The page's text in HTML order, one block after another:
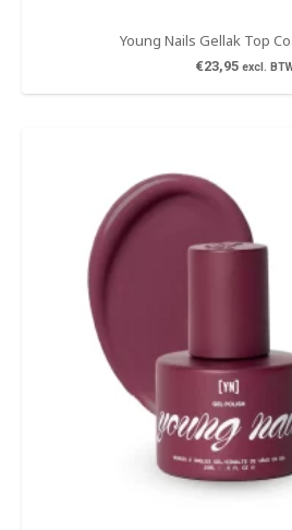
Young Nails Gellak Top
€23,95 excl.